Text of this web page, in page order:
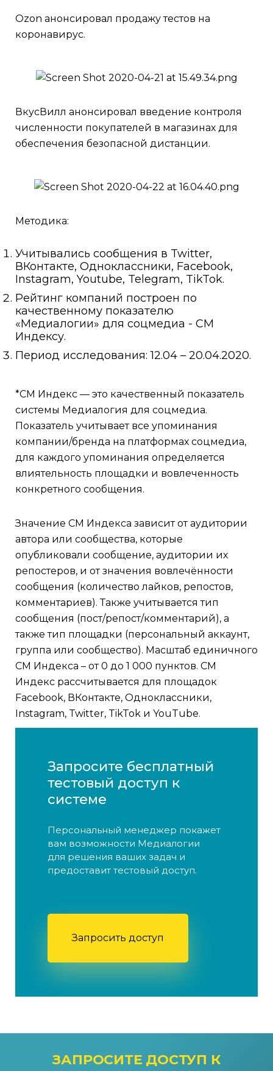
Ozon анонсировал продажу тестов на
коронавирус.
ВкусВилл анонсировал введение контроля
численности покупателей в магазинах для
обеспечения безопасной дистанции.
Методика:
Учитывались сообщения в Twitter,
ВКонтакте, Одноклассники, Facebook,
Instagram, Youtube, Telegram, TikTok.
Рейтинг компаний построен по
качественному показателю
«Медиалогии» для соцмедиа - СМ
Индексу.
Период исследования: 12.04 – 20.04.2020.
*СМ Индекс — это качественный показатель
системы Медиалогия для соцмедиа.
Показатель учитывает все упоминания
компании/бренда на платформах соцмедиа,
для каждого упоминания определяется
влиятельность площадки и вовлеченность
конкретного сообщения.
Значение СМ Индекса зависит от аудитории
автора или сообщества, которые
опубликовали сообщение, аудитории их
репостеров, и от значения вовлечённости
сообщения (количество лайков, репостов,
комментариев). Также учитывается тип
сообщения (пост/репост/комментарий), а
также тип площадки (персональный аккаунт,
группа или сообщество). Масштаб единичного
СМ Индекса – от 0 до 1 000 пунктов. СМ
Индекс рассчитывается для площадок
Facebook, ВКонтакте, Одноклассники,
Instagram, Twitter, TikTok и YouTube.
Запросите бесплатный
тестовый доступ к
системе
Персональный менеджер покажет
вам возможности Медиалогии
для решения ваших задач и
предоставит тестовый доступ.
Запросить доступ
ЗАПРОСИТЕ ДОСТУП К